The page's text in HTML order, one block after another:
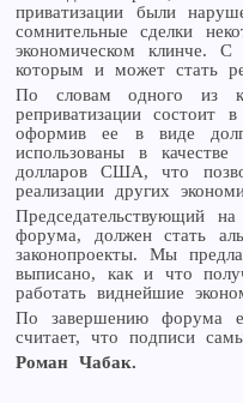
приватизации были
сомнительные сделки
экономическом клинче.
которым и может стать
По словам одного из
реприватизации
оформив ее в виде
использованы в
долларов США, что
реализации других
Председательствующий
форума, должен стать
законопроекты. Мы
выписано, как и что
работать виднейшие
По завершению форума
считает, что подписи
Роман Чабак.